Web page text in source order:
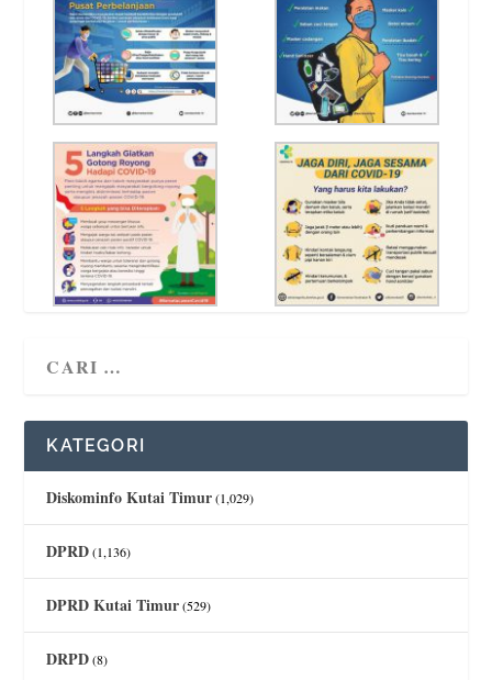
KATEGORI
Diskominfo Kutai Timur(1,029)
DPRD(1,136)
DPRD Kutai Timur(529)
DRPD(8)